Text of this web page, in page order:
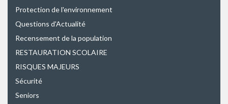
Protection de l'environnement
Questions d'Actualité
Recensement de la population
RESTAURATION SCOLAIRE
RISQUES MAJEURS
Sécurité
Seniors